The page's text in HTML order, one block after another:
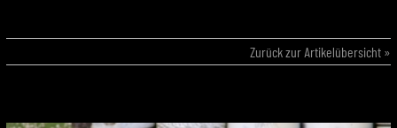
Zurück zur Artikelübersicht »